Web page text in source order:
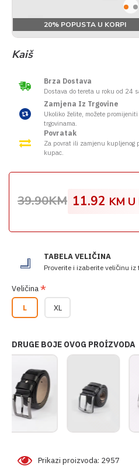
20% POPUSTA U KORPI
Kaiš
TABELA VELIČINA
Proverite i izaberite veličinu iz
Prikazi proizvoda: 2957
11.92 KM
39.90KM
Veličina
L
XL
DRUGE BOJE OVOG PROİZVODA
Brza Dostava
Dostava do tereta u roku od 24
Zamjena Iz Trgovine
Ukoliko želite, možete
trgovinama.
Povratak
Za povrat ili zamjenu kupljenog
kupac.